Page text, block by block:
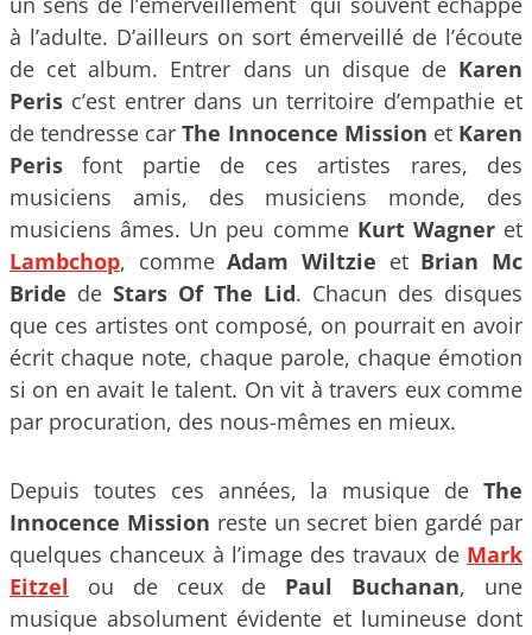
à l’adulte. D’ailleurs on sort émerveillé de l’écoute
de cet album. Entrer dans un disque de Karen
Peris c’est entrer dans un territoire d’empathie et
de tendresse carThe Innocence Mission et Karen
Peris font partie de ces artistes rares, des
musiciens amis, des musiciens monde, des
musiciens âmes. Un peu comme Kurt Wagneret
Lambchop, commeAdam Wiltzie et Brian Mc
Bride de Stars Of The Lid. Chacun des disques
que ces artistes ont composé, on pourrait en avoir
écrit chaque note, chaque parole, chaque émotion
si on en avait le talent. On vit à travers eux comme
par procuration, des nous-mêmes en mieux.
Depuis toutes ces années, la musique de The
Innocence Mission reste un secret bien gardé par
quelques chanceux à l’image des travaux de Mark
Eitzel ou de ceux de Paul Buchanan, une
musique absolument évidente et lumineuse dont